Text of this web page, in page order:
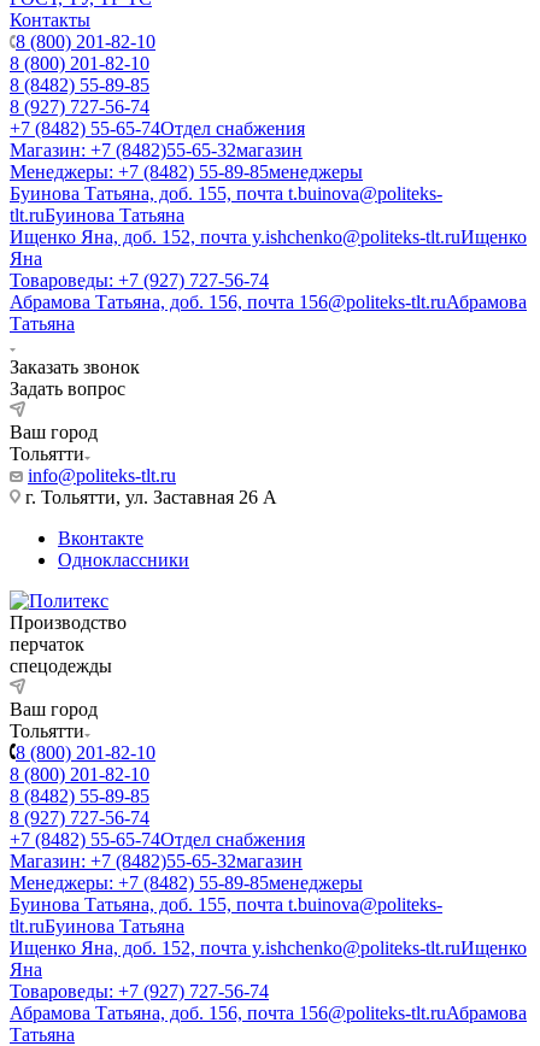
Контакты
8 (800) 201-82-10
8 (800) 201-82-10
8 (8482) 55-89-85
8 (927) 727-56-74
+7 (8482) 55-65-74Отдел снабжения
Магазин: +7 (8482)55-65-32магазин
Менеджеры: +7 (8482) 55-89-85менеджеры
Буинова Татьяна, доб. 155, почта t.buinova@politeks-
tlt.ruБуинова Татьяна
Ищенко Яна, доб. 152, почта y.ishchenko@politeks-tlt.ruИщенко
Яна
Товароведы: +7 (927) 727-56-74
Абрамова Татьяна, доб. 156, почта 156@politeks-tlt.ruАбрамова
Татьяна
Заказать звонок
Задать вопрос
Ваш город
Тольятти
info@politeks-tlt.ru
г. Тольятти, ул. Заставная 26 А
Вконтакте
Одноклассники
Производство
перчаток
спецодежды
Ваш город
Тольятти
8 (800) 201-82-10
8 (800) 201-82-10
8 (8482) 55-89-85
8 (927) 727-56-74
+7 (8482) 55-65-74Отдел снабжения
Магазин: +7 (8482)55-65-32магазин
Менеджеры: +7 (8482) 55-89-85менеджеры
Буинова Татьяна, доб. 155, почта t.buinova@politeks-
tlt.ruБуинова Татьяна
Ищенко Яна, доб. 152, почта y.ishchenko@politeks-tlt.ruИщенко
Яна
Товароведы: +7 (927) 727-56-74
Абрамова Татьяна, доб. 156, почта 156@politeks-tlt.ruАбрамова
Татьяна